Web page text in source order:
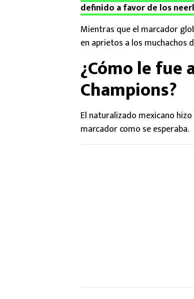
definido a favor de los
Mientras que el marcador
en aprietos a los muchachos
¿Cómo le fue
Champions?
El naturalizado mexicano
marcador como se esperaba.